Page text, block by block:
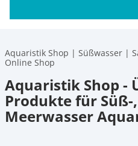
Aquaristik Shop | Süßwasser |
Online Shop
Aquaristik Shop -
Produkte für Süß-
Meerwasser